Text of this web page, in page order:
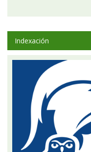
Indexación